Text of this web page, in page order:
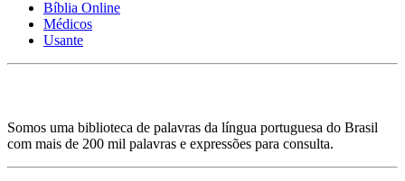
Bíblia Online
Médicos
Usante
Somos uma biblioteca de palavras da língua portuguesa do Brasil
com mais de 200 mil palavras e expressões para consulta.